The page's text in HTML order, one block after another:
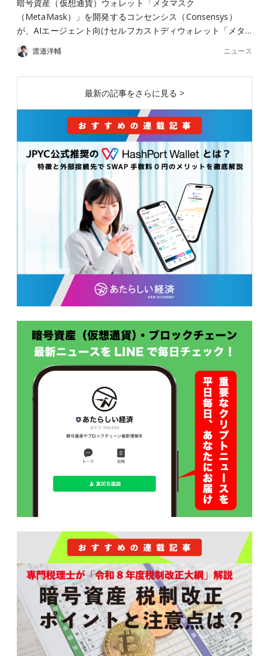
暗号資産（仮想通貨）ウォレット「メタマスク
（MetaMask）」を開発するコンセンシス（Consensys）
が、AIエージェント向けセルフカストディウォレット「メタ…
渡邉洋輔 ニュース
最新の記事をさらに見る >